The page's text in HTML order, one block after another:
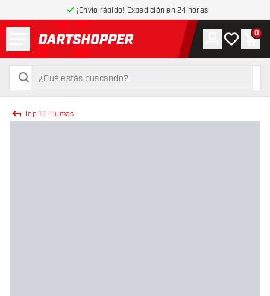
¡Envío rápido! Expedición en 24 horas
volver a la página de inicio
buscar
buscar
Cuenta
Mi lista de
0
Top 10 Plumas